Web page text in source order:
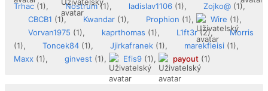
Trhac (1), Nostrum(1), ladislav1106 (1), Zojko@ (1),
CBCB1 (1), Kwandar (1), Prophion (1), Wire (1),
Vorvan1975 (1), kaprthomas (1), L1ft3r(2),
Morris
(1),
Toncek84 (1), Jjirkafranek (1), marekfleisi (1),
Maxx (1), ginvest (1), Efis9 (1), payout (1)